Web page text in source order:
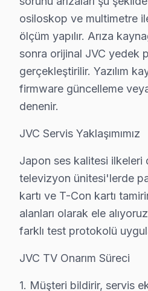
• Başakşehir'de Bağlantı
Chip-level arıza giderme
JVC TV İçin
JVC akıllı TV'niz için
Görüntü Arızaları: JVC'ın
Elektronik Kart Servisi:
LED ve Aydınlatma:
» Başakşehir ve çevre
Fiyat Politikamız:
Başakşehir'de arıza
Başakşehir'de onaysız
osiloskop ve multimetre
ölçüm yapılır. Arıza
sonra orijinal JVC yedek
gerçekleştirilir. Yazılım
firmware güncelleme
denenir.
JVC Servis Yaklaşımımız
Japon ses kalitesi ilkeleri
televizyon ünitesi'lerde
kartı ve T-Con kartı
alanları olarak ele
farklı test protokolü
JVC TV Onarım Süreci
1. Müşteri bildirir, servis